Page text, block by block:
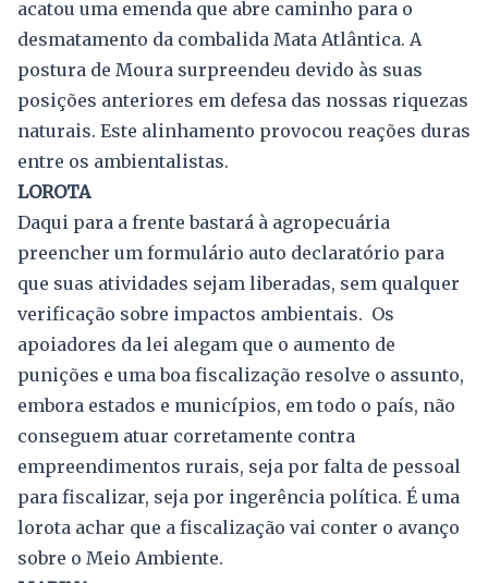
acatou uma emenda que abre caminho para o
desmatamento da combalida Mata Atlântica. A
postura de Moura surpreendeu devido às suas
posições anteriores em defesa das nossas riquezas
naturais. Este alinhamento provocou reações duras
entre os ambientalistas.
LOROTA
Daqui para a frente bastará à agropecuária
preencher um formulário auto declaratório para
que suas atividades sejam liberadas, sem qualquer
verificação sobre impactos ambientais. Os
apoiadores da lei alegam que o aumento de
punições e uma boa fiscalização resolve o assunto,
embora estados e municípios, em todo o país, não
conseguem atuar corretamente contra
empreendimentos rurais, seja por falta de pessoal
para fiscalizar, seja por ingerência política. É uma
lorota achar que a fiscalização vai conter o avanço
sobre o Meio Ambiente.